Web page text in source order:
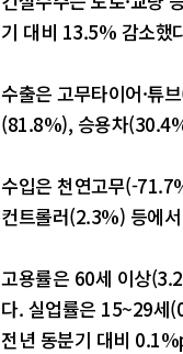
기 대비 13.5% 감소했
수출은 고무타이어·튜
(81.8%), 승용차
수입은 천연고무(-
컨트롤러(2.3%) 등에
고용률은 60세 이상
다. 실업률은 15~29세
전년 동분기 대비